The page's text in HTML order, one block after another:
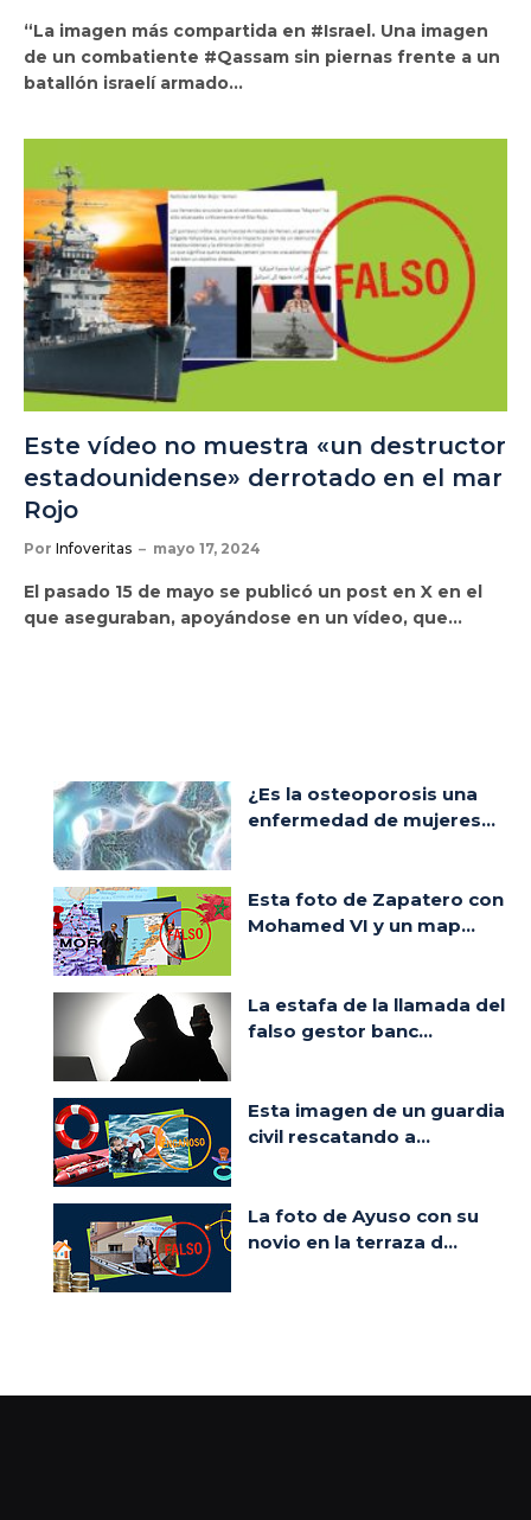
“La imagen más compartida en #Israel. Una imagen
de un combatiente #Qassam sin piernas frente a un
batallón israelí armado…
Este vídeo no muestra «un destructor
estadounidense» derrotado en el mar
Rojo
Por Infoveritas mayo 17, 2024
El pasado 15 de mayo se publicó un post en X en el
que aseguraban, apoyándose en un vídeo, que…
¿Es la osteoporosis una
enfermedad de mujeres...
Esta foto de Zapatero con
Mohamed VI y un map...
La estafa de la llamada del
falso gestor banc...
Esta imagen de un guardia
civil rescatando a...
La foto de Ayuso con su
novio en la terraza d...